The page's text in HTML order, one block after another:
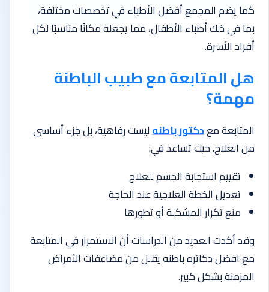
كما يضم المجمع أفضل الأطباء في تخصصات مختلفة،
بما في ذلك أطباء الأطفال، مما يجعله مكانًا مناسبًا لكل
أفراد الأسرة.
هل المتابعة مع طبيب الباطنة
مهمة؟
المتابعة معدكتور باطنهليست رفاهية، بل جزء أساسي
من العلاج. حيث تساعد في:
تقييم استجابة الجسم للعلاج
تعديل الخطة العلاجية عند الحاجة
منع تكرار المشكلة أو تطورها
وقد أكدت العديد من الدراسات أن الاستمرار في المتابعة
مع افضل دكاتره باطنه يقلل من مضاعفات الأمراض
المزمنة بشكل كبير.